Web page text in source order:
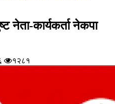
नेता-कार्यकर्ता नेकपा
१२८१